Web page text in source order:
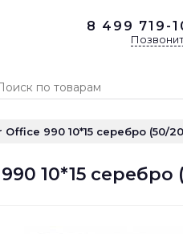
8 499 719-
990 10*15 серебро (50/
10*15 серебро